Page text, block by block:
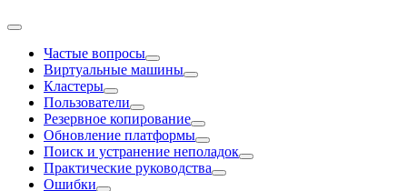
Частые вопросы
Виртуальные машины
Кластеры
Пользователи
Резервное копирование
Обновление платформы
Поиск и устранение неполадок
Практические руководства
Ошибки